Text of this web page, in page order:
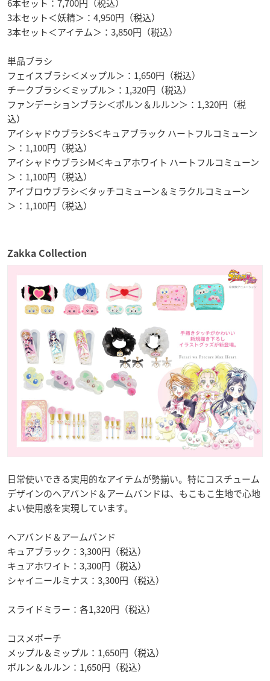
6本セット：7,700円（税込）
3本セット＜妖精＞：4,950円（税込）
3本セット＜アイテム＞：3,850円（税込）
単品ブラシ
フェイスブラシ＜メップル＞：1,650円（税込）
チークブラシ＜ミップル＞：1,320円（税込）
ファンデーションブラシ＜ポルン＆ルルン＞：1,320円（税
込）
アイシャドウブラシS＜キュアブラック ハートフルコミューン
＞：1,100円（税込）
アイシャドウブラシM＜キュアホワイト ハートフルコミューン
＞：1,100円（税込）
アイブロウブラシ＜タッチコミューン＆ミラクルコミューン
＞：1,100円（税込）
Zakka Collection
日常使いできる実用的なアイテムが勢揃い。特にコスチューム
デザインのヘアバンド＆アームバンドは、もこもこ生地で心地
よい使用感を実現しています。
ヘアバンド＆アームバンド
キュアブラック：3,300円（税込）
キュアホワイト：3,300円（税込）
シャイニールミナス：3,300円（税込）
スライドミラー：各1,320円（税込）
コスメポーチ
メップル＆ミップル：1,650円（税込）
ポルン＆ルルン：1,650円（税込）